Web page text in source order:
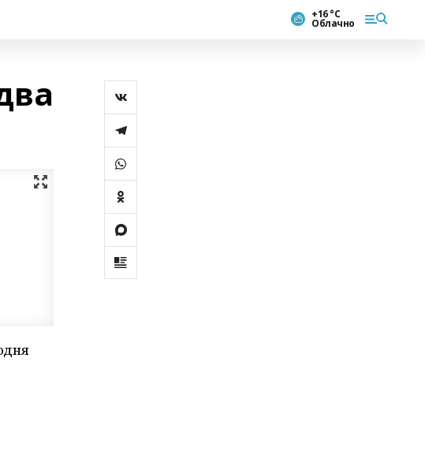
+16 °С
Облачно